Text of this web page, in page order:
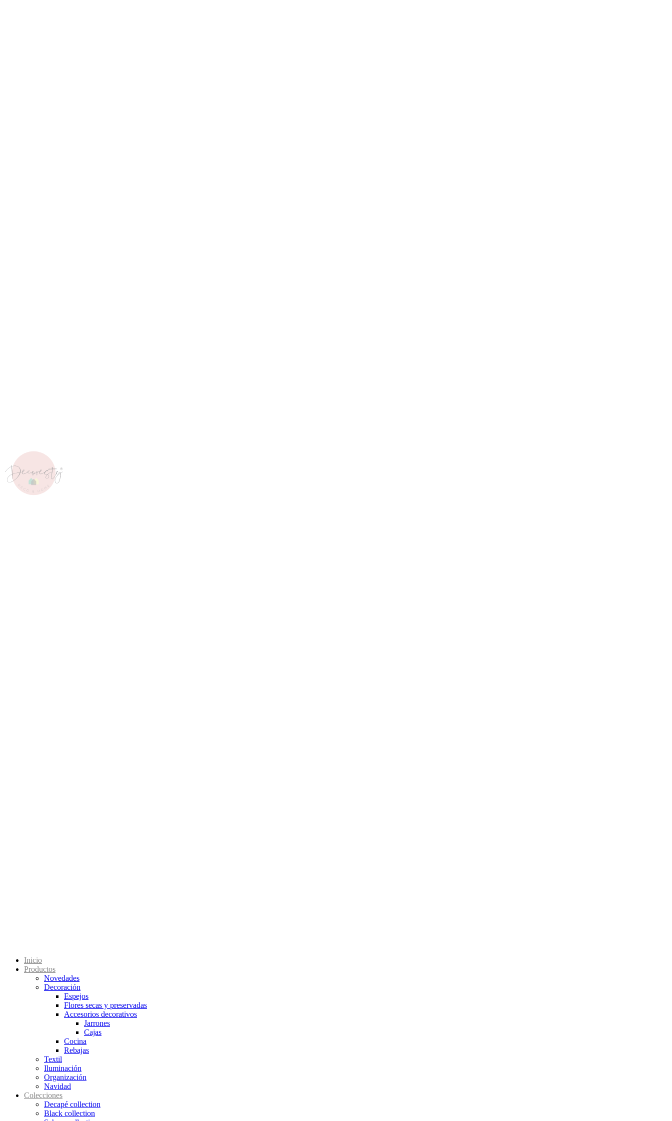
Inicio
Productos
Novedades
Decoración
Espejos
Flores secas y preservadas
Accesorios decorativos
Jarrones
Cajas
Cocina
Rebajas
Textil
Iluminación
Organización
Navidad
Colecciones
Decapé collection
Black collection